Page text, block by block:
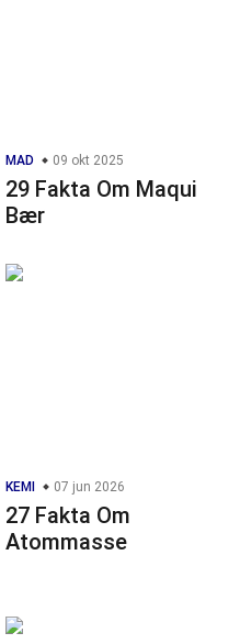
MAD 09 okt 2025
29 Fakta Om Maqui
Bær
KEMI 07 jun 2026
27 Fakta Om
Atommasse